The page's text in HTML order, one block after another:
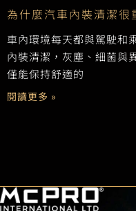
為什麼汽車內裝清潔很
車內環境每天都與駕駛和
內裝清潔，灰塵、細菌與
僅能保持舒適的
閱讀更多 »